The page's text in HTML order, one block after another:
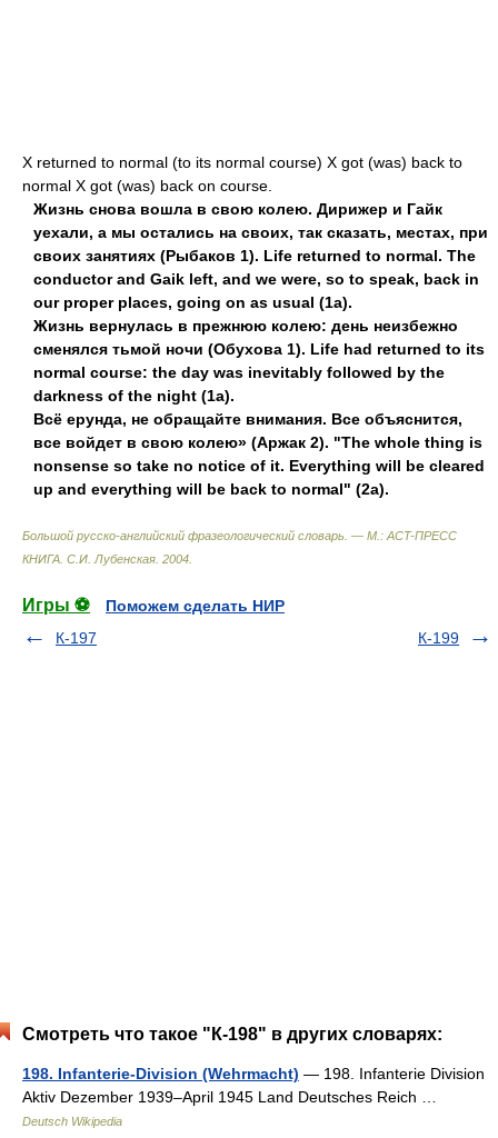
X returned to normal (to its normal course) X got (was) back to
normal X got (was) back on course.
Жизнь снова вошла в свою колею. Дирижер и Гайк
уехали, а мы остались на своих, так сказать, местах, при
своих занятиях (Рыбаков 1). Life returned to normal. The
conductor and Gaik left, and we were, so to speak, back in
our proper places, going on as usual (1a).
Жизнь вернулась в прежнюю колею: день неизбежно
сменялся тьмой ночи (Обухова 1). Life had returned to its
normal course: the day was inevitably followed by the
darkness of the night (1a).
Всё ерунда, не обращайте внимания. Все объяснится,
все войдет в свою колею» (Аржак 2). "The whole thing is
nonsense so take no notice of it. Everything will be cleared
up and everything will be back to normal" (2a).
Большой русско-английский фразеологический словарь. — М.: ACT-ПРЕСС
КНИГА С.И. Лубенская 2004
Игры ⚽
Поможем сделать НИР
К-197
К-199
Смотреть что такое "К-198" в других словарях:
198. Infanterie-Division (Wehrmacht) — 198. Infanterie Division
Aktiv Dezember 1939–April 1945 Land Deutsches Reich …
Deutsch Wikipedia